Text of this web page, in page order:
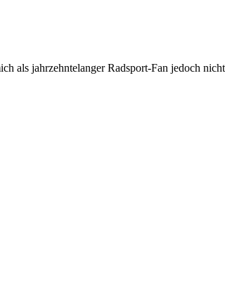
als jahrzehntelanger Radsport-Fan jedoch nicht